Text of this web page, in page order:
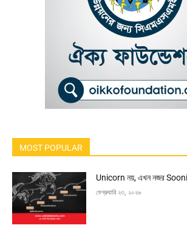
MOST POPULAR
Unicorn নয়, এখন নজর
ফেব্রুয়ারি ২৩, ২০২৬